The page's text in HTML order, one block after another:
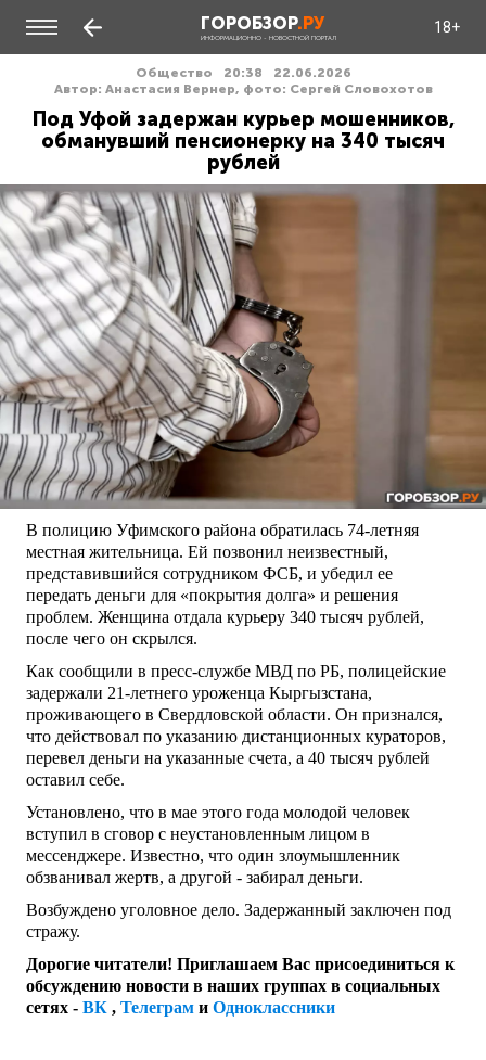
ГОРОБЗОР.РУ
ИНФОРМАЦИОННО - НОВОСТНОЙ ПОРТАЛ
18+
Общество 20:38
22.06.2026
Автор: Анастасия Вернер, фото: Сергей Словохотов
Под Уфой задержан курьер мошенников,
обманувший пенсионерку на 340 тысяч
рублей
В полицию Уфимского района обратилась 74-летняя
местная жительница. Ей позвонил неизвестный,
представившийся сотрудником ФСБ, и убедил ее
передать деньги для «покрытия долга» и решения
проблем. Женщина отдала курьеру 340 тысяч рублей,
после чего он скрылся.
Как сообщили в пресс-службе МВД по РБ, полицейские
задержали 21-летнего уроженца Кыргызстана,
проживающего в Свердловской области. Он признался,
что действовал по указанию дистанционных кураторов,
перевел деньги на указанные счета, а 40 тысяч рублей
оставил себе.
Установлено, что в мае этого года молодой человек
вступил в сговор с неустановленным лицом в
мессенджере. Известно, что один злоумышленник
обзванивал жертв, а другой - забирал деньги.
Возбуждено уголовное дело. Задержанный заключен под
стражу.
Дорогие читатели! Приглашаем Вас присоединиться к
обсуждению новости в наших группах в социальных
сетях - ВК , Телеграм и Одноклассники